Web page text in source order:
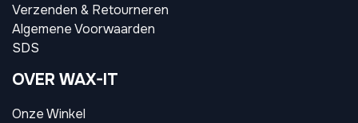
Verzenden & Retourneren
Algemene Voorwaarden
SDS
OVER WAX-IT
Onze Winkel